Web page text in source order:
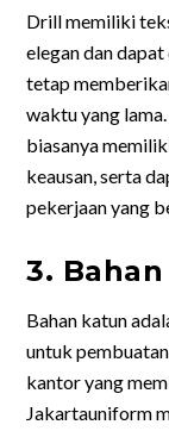
Drill memiliki
elegan dan
tetap
waktu yang
biasanya
keausan, serta
pekerjaan yang
3.
Bahan katun
untuk
kantor yang
Jakartauniform